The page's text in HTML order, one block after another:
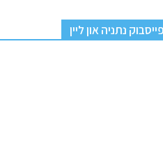
פייסבוק נתניה און ליין